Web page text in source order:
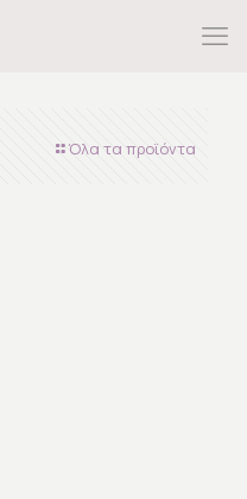
Όλα τα προϊόντα